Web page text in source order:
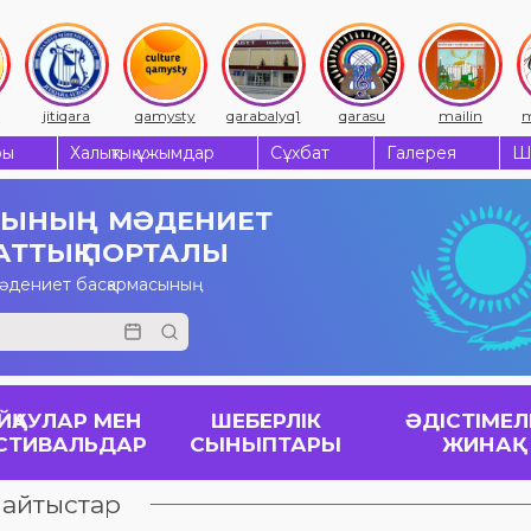
jitiqara qamysty qarabalyq1 qarasu mailin
Халықтық ұжымдар Сұхбат Галерея
МӘДЕНИЕТ
ПОРТАЛЫ
басқармасының
МЕН
ШЕБЕРЛІК
СЫНЫПТАРЫ
ЖИНАҚ